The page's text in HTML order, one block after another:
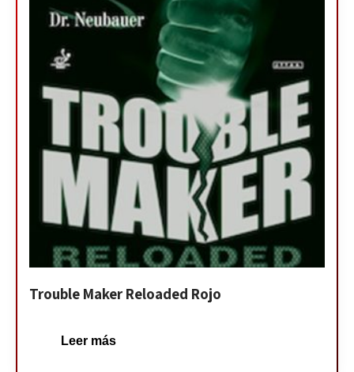
Trouble Maker Reloaded Rojo
Leer más